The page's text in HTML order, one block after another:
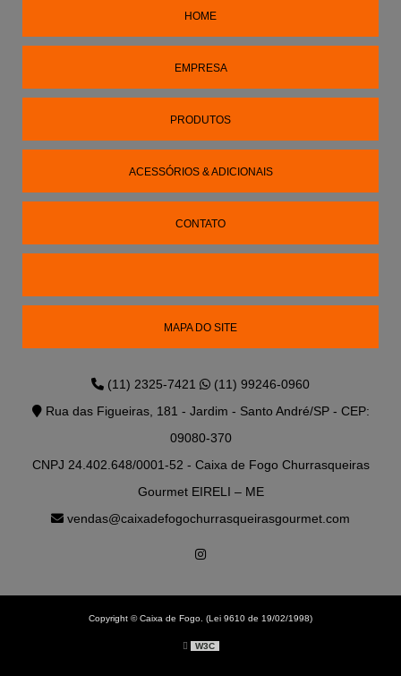
HOME
EMPRESA
PRODUTOS
ACESSÓRIOS & ADICIONAIS
CONTATO
MAPA DO SITE
(11) 2325-7421
(11) 99246-0960
Rua das Figueiras, 181 - Jardim - Santo André/SP - CEP:
09080-370
CNPJ 24.402.648/0001-52 - Caixa de Fogo Churrasqueiras
Gourmet EIRELI – ME
vendas@caixadefogochurrasqueirasgourmet.com
Copyright © Caixa de Fogo. (Lei 9610 de 19/02/1998)
W3C